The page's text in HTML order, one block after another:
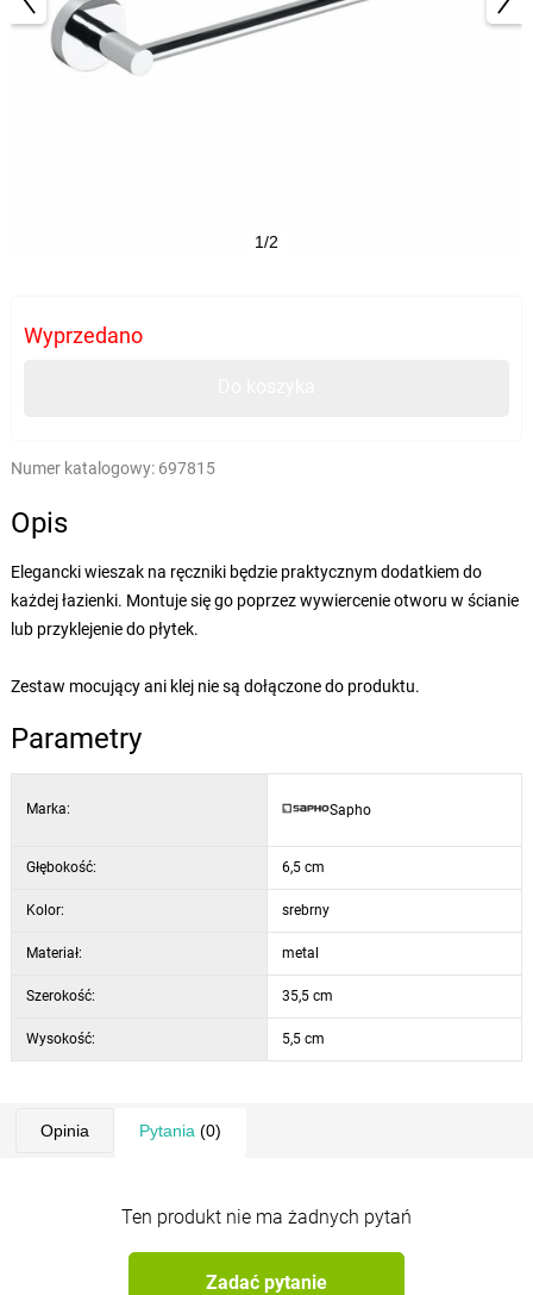
1/2
Wyprzedano
Numer katalogowy: 697815
Opis
Elegancki wieszak na ręczniki będzie praktycznym dodatkiem do
każdej łazienki. Montuje się go poprzez wywiercenie otworu w ścianie
lub przyklejenie do płytek.
Zestaw mocujący ani klej nie są dołączone do produktu.
Parametry
Marka: Sapho
Głębokość: 6,5 cm
Kolor: srebrny
Materiał: metal
Szerokość: 35,5 cm
Wysokość: 5,5 cm
Opinia Pytania (0)
Ten produkt nie ma żadnych pytań
Zadać pytanie